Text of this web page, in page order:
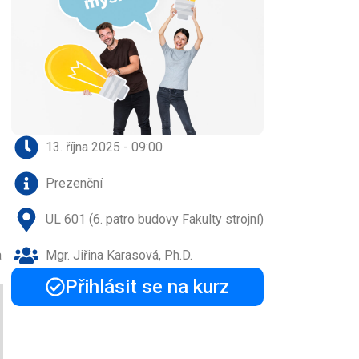
13. října 2025 - 09:00
Prezenční
UL 601 (6. patro budovy Fakulty strojní)
Mgr. Jiřina Karasová, Ph.D.
Přihlásit se na kurz